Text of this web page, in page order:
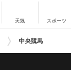
天気 スポーツ
中央競馬